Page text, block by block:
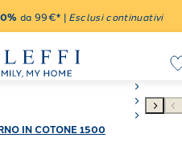
da 99€* | Esclusi continuativi
IN COTONE 1500